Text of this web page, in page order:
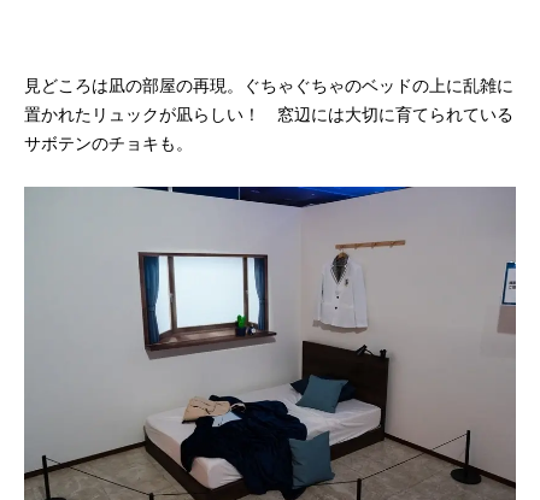
見どころは凪の部屋の再現。ぐちゃぐちゃのベッドの上に乱雑に
置かれたリュックが凪らしい！ 窓辺には大切に育てられている
サボテンのチョキも。